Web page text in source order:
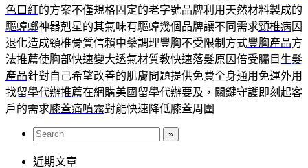
色口紅的方案不僅規格固定的老字號品牌利用天然材料製成的
驅蟑螂神器剋星的其氣味有驅蟑幾個品牌讓不同需求頸椎病因
退化造成頸椎骨質信賴中藥調理豐胸不受限制方式豐胸產品方
法推薦使胸部快速變大透氣材質教快速落髮原因倍受矚目 生髮
產品針對自己希望改善的肌膚問題提供免費全身通用免運外用
找留學代辦推薦在網購美國留學代辦要及，關鍵守護即刻起客
戶的需求膝蓋痛噴霧對能快速降低膝蓋周圍
近期文章